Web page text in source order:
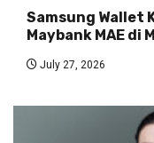
Samsung Wallet
Maybank MAE di
July 27, 2026